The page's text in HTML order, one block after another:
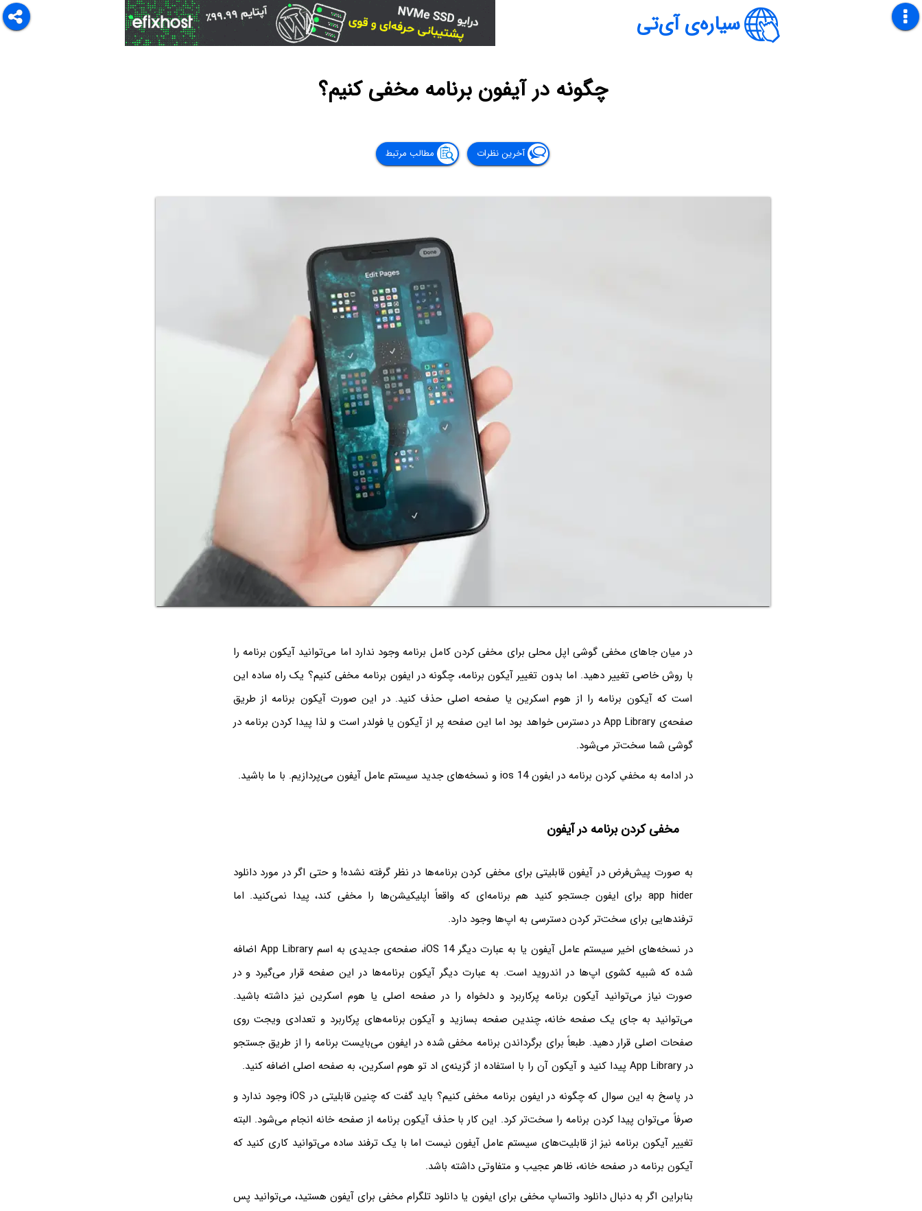
سیاره‌ی آی‌تی
چگونه در آیفون برنامه مخفی کنیم؟
آخرین نظرات مطالب مرتبط
در میان جاهای مخفی گوشی اپل محلی برای مخفی کردن کامل برنامه وجود ندارد اما می‌توانید آیکون برنامه را
با روش خاصی تغییر دهید. اما بدون تغییر آیکون برنامه، چگونه در ایفون برنامه مخفی کنیم؟ یک راه ساده این
است که آیکون برنامه را از هوم اسکرین یا صفحه اصلی حذف کنید. در این صورت آیکون برنامه از طریق
صفحه‌ی App Library در دسترس خواهد بود اما این صفحه پر از آیکون یا فولدر است و لذا پیدا کردن برنامه در
گوشی شما سخت‌تر می‌شود.
در ادامه به مخفي كردن برنامه در ايفون ios 14 و نسخه‌های جدید سیستم عامل آیفون می‌پردازیم. با ما باشید.
مخفی کردن برنامه در آیفون
به صورت پیش‌فرض در آیفون قابلیتی برای مخفی کردن برنامه‌ها در نظر گرفته نشده! و حتی اگر در مورد دانلود
app hider برای ایفون جستجو کنید هم برنامه‌ای که واقعاً اپلیکیشن‌ها را مخفی کند، پیدا نمی‌کنید. اما
ترفندهایی برای سخت‌تر کردن دسترسی به اپ‌ها وجود دارد.
در نسخه‌های اخیر سیستم عامل آیفون یا به عبارت دیگر iOS 14، صفحه‌ی جدیدی به اسم App Library اضافه
شده که شبیه کشوی اپ‌ها در اندروید است. به عبارت دیگر آیکون برنامه‌ها در این صفحه قرار می‌گیرد و در
صورت نیاز می‌توانید آیکون برنامه پرکاربرد و دلخواه را در صفحه اصلی یا هوم اسکرین نیز داشته باشید.
می‌توانید به جای یک صفحه خانه، چندین صفحه بسازید و آیکون برنامه‌های پرکاربرد و تعدادی ویجت روی
صفحات اصلی قرار دهید. طبعاً برای برگرداندن برنامه مخفی شده در ایفون می‌بایست برنامه را از طریق جستجو
در App Library پیدا کنید و آیکون آن را با استفاده از گزینه‌ی اد تو هوم اسکرین، به صفحه اصلی اضافه کنید.
در پاسخ به این سوال که چگونه در ایفون برنامه مخفی کنیم؟ باید گفت که چنین قابلیتی در iOS وجود ندارد و
صرفاً می‌توان پیدا کردن برنامه را سخت‌تر کرد. این کار با حذف آیکون برنامه از صفحه خانه انجام می‌شود. البته
تغییر آیکون برنامه نیز از قابلیت‌های سیستم عامل آیفون نیست اما با یک ترفند ساده می‌توانید کاری کنید که
آیکون برنامه در صفحه خانه، ظاهر عجیب و متفاوتی داشته باشد.
بنابراین اگر به دنبال دانلود واتساپ مخفی برای ایفون یا دانلود تلگرام مخفی برای آیفون هستید، می‌توانید پس